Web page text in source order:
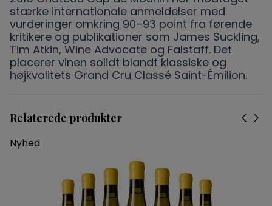
stærke internationale anmeldelser med
vurderinger omkring 90–93 point fra førende
kritikere og publikationer som James Suckling,
Tim Atkin, Wine Advocate og Falstaff. Det
placerer vinen solidt blandt klassiske og
højkvalitets Grand Cru Classé Saint-Émilion.
Relaterede produkter
Nyhed